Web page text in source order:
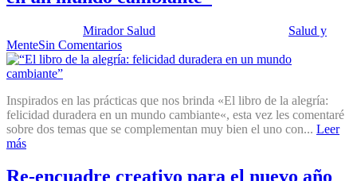
Mirador Salud
Salud y
MenteSin Comentarios
Inspirados en las prácticas que nos brinda «El libro de la alegría:
felicidad duradera en un mundo cambiante«, esta vez les comentaré
sobre dos temas que se complementan muy bien el uno con... Leer
más
Re-encuadre creativo para el nuevo año